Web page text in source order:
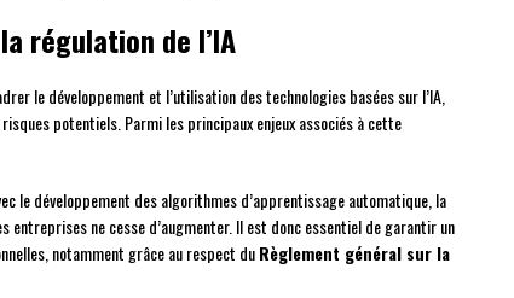
régulation de l’IA
le développement et l’utilisation des technologies basées sur l’IA,
potentiels. Parmi les principaux enjeux associés à cette
le développement des algorithmes d’apprentissage automatique, la
ne cesse d’augmenter. Il est donc essentiel de garantir un
notamment grâce au respect duRèglement général sur la